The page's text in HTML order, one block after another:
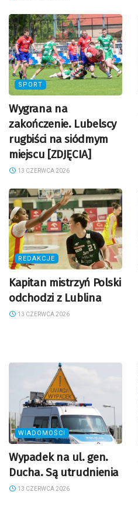
SPORT
Wygrana na
zakończenie. Lubelscy
rugbiści na siódmym
miejscu [ZDJĘCIA]
13 CZERWCA 2026
REDAKCJE
Kapitan mistrzyń Polski
odchodzi z Lublina
13 CZERWCA 2026
WIADOMOŚCI
Wypadek na ul. gen.
Ducha. Są utrudnienia
13 CZERWCA 2026